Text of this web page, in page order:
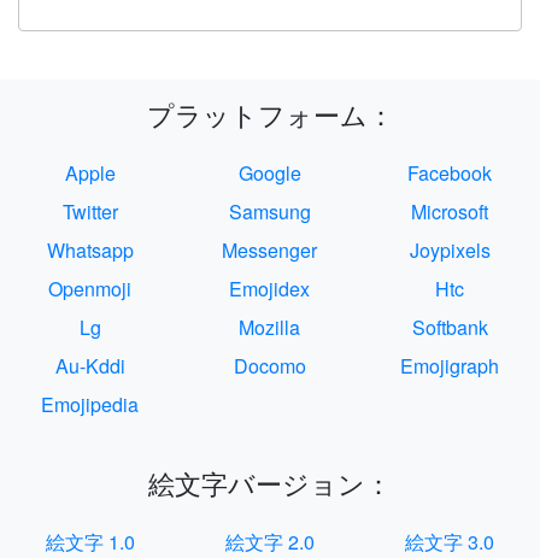
プラットフォーム：
Apple Google
Facebook
Twitter
Samsung
Microsoft
Whatsapp
Messenger
Joypixels
Openmoji
Emojidex
Htc
Lg
Mozilla
Softbank
Au-Kddi
Docomo
Emojigraph
Emojipedia
絵文字バージョン：
絵文字 1.0 絵文字 2.0
絵文字 3.0